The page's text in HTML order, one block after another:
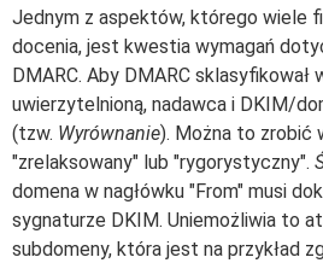
Jednym z aspektów, którego wiele
docenia, jest kwestia wymagań
DMARC. Aby DMARC sklasyfikował
uwierzytelnioną, nadawca i DKIM/
(tzw. Wyrównanie). Można to zrobić
"zrelaksowany" lub "rygorystyczny".
domena w nagłówku "From" musi
sygnaturze DKIM. Uniemożliwia to
subdomeny, która jest na przykład